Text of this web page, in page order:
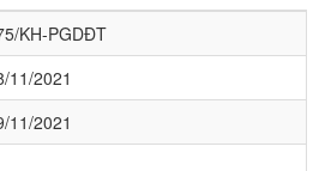
KH-PGDĐT
11/2021
11/2021